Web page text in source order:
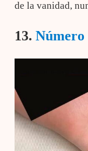
de la vanidad,
13. Número